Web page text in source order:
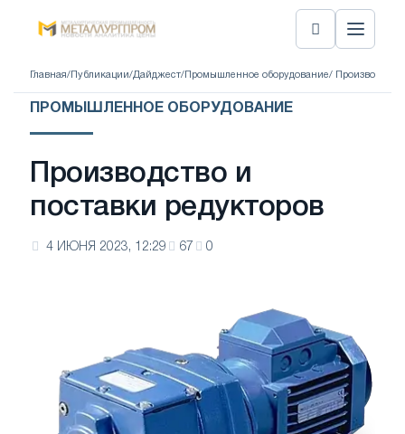
Главная/ Публикации/Дайджест/ Промышленное оборудование/ Производство
ПРОМЫШЛЕННОЕ ОБОРУДОВАНИЕ
Производство и
поставки редукторов
4 ИЮНЯ 2023, 12:29 67 0